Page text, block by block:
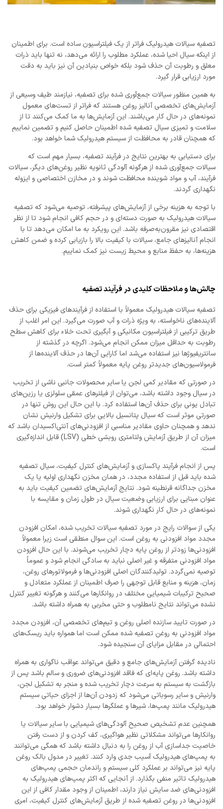
تصفیه سیالات هیدرولیک فراتر از یک فیلتراسیون ساده است. برای اطمینان
از اینکه سیال احیا شده، عملکرد مطلوب را ارائه می‌دهد، نه تنها باید ذرات
معلق و رطوبت آن حذف شود بلکه خواص بنیادین آن نیز باید به دقت
مورد ارزیابی قرار گیرد.
به همین منظور سیالات جمع‌آوری شده برای تصفیه، نیازمند طیف وسیعی از
آزمایش‌های تخصصی آنالیز روغن هستند که فراتر از تست‌های معمول
نمونه‌های در حال کار می‌باشند. این آزمایش‌ها به ما کمک می‌کنند تا از
سلامت و تمیزی سیال تصفیه شده اطمینان حاصل کنیم و تضمین نماییم
که همچنان قادر به محافظت از سیستم هیدرولیک شما خواهد بود.
برای دستیابی به بهترین نتایج در فرآیند تصفیه، بسیار مهم است که
سیالات جمع‌آوری شده از هرگونه آلودگی ثانویه نظیر روغن‌های دیگر، سیالات
فرآیند، آب و مواد شوینده محافظت شوند و در مخازن اختصاصی و ایزوله
نگهداری گردند.
با توجه به هزینه برخی از آزمایش‌های پیشرفته، توصیه می‌شود که تصفیه
سیالات هیدرولیک به صورت دسته‌ای و در حجم کافی انجام شود تا از نظر
اقتصادی نیز مقرون‌به‌صرفه باشد. این رویکرد به ما امکان می‌دهد تا با
انجام آنالیزهای جامع، سیالات با کیفیت بالا را بازیابی کرده و ضمن کاهش
هزینه‌ها، به حفظ منابع و محیط زیست نیز کمک نماییم.
چالش‌ها و ملاحظات کلیدی در فرآیند تصفیه
تصفیه سیالات هیدرولیک معمولاً با استفاده از فرآیندهای فیزیکی برای حذف
آلاینده‌های ناخواسته، به ویژه ذرات و آب صورت می‌گیرد. این امر اغلب از
طریق ترکیبی از فیلتراسیون مکانیکی و آبگیری تحت خلاء برای کاهش سطح
رطوبت به حداقل میزان ممکن انجام می‌شود. اگرچه در گذشته از
سانتریفیوژها نیز استفاده می‌شد اما کارایی آن‌ها در حذف آلاینده‌ها از
فرمولاسیون‌های جدیدتر روغن پایه معمولاً کمتر است.
در صورتی که مقادیر کمی لجن یا سایر محصولات جانبی ناشی از تخریب
در سیال وجود داشته باشد، می‌توان از فیلترهای عمقی سلولزی یا رزین‌های
تبادل یونی برای حذف آن‌ها استفاده کرد. با این حال این روش تنها در
صورتی موثر است که سیال پتانسیل بالایی برای تشکیل وارنیش نشان
ندهد و همچنان حاوی مقادیر مناسبی از افزودنی‌های آنتی‌اکسیدان باشد که
میزان آن از طریق آزمایش ولتامتری روبشی خطی (LSV) قابل اندازه‌گیری
است.
پس از انجام فرآیند پاکسازی و آزمایش‌های کنترل کیفیت، سیال تصفیه
شده باید قبل از استفاده مجدد، در همان مخزن نگهداری اولیه یا یک
مخزن جداگانه قرنطینه شود. نتایج آزمایش‌های تضمین کیفیت باید به
عنوان مبنایی برای ارزیابی وضعیت سیال در طول زمان و مقایسه با
نمونه‌های در حال کار نگهداری شوند.
یکی از سوالات رایج در مورد تصفیه سیالات تخریب شده، امکان افزودن
مجدد مواد افزودنی به روغن است. این سوال منطقی است زیرا معمولاً
افزودنی‌ها زودتر از روغن پایه دچار تخریب می‌شوند. با این حال افزودن
مواد افزودنی متفرقه و غیر اصلی نباید به سادگی انجام شود و عموماً
توصیه نمی‌گردد. تولیدکنندگان اصلی افزودنی‌ها و فرمولاتورهای روغن،
زمان، هزینه و منابع قابل توجهی را صرف اطمینان از عملکرد متعادل و
صحیح ترکیبات شیمیایی مختلف در روانکارها می‌کنند و هرگونه تغییر کنترل
نشده می‌تواند نتایج نامطلوب و حتی مخربی به همراه داشته باشد.
در صورت تایید سازنده اصلی روغن و تیم‌های تخصصی آن، افزودن مجدد
مواد افزودنی به روغن تصفیه شده ممکن است اما همواره باید ریسک‌های
احتمالی در مقابل مزایای آن سنجیده شود.
نادیده گرفتن آزمایش‌های جامع و دقیق می‌تواند عواقب ناگواری به همراه
داشته باشد. روغن پایه‌ای که فاقد افزودنی‌های ضروری و سالم باشد پس از
بازگشت به سیستم به سرعت دچار تخریب شده و منجر به تشکیل لجن،
وارنیش و سایر رسوباتی می‌شود که زدودن آن‌ها از اجزای حیاتی سیستم
هیدرولیک مانند پمپ‌ها، شیرها و عملگرها بسیار دشوار خواهد بود.
همچنین عدم تشخیص صحیح آلودگی‌های شیمیایی با سایر سیالات یا
روانکارها می‌تواند مشکلاتی نظیر هواگیری، کف کردن و از دست رفتن
خاصیت جداسازی آب از روغن را به دنبال داشته باشد که همگی می‌توانند
به پمپ‌های هیدرولیک آسیب جدی وارد کنند. تغییر در مدول بالک روغن
پایه نیز می‌تواند بر عملکرد کلی سیستم و راندمان حجمی پمپ‌های
هیدرولیک تاثیر منفی بگذارد. از آنجایی که اکثر پمپ‌های هیدرولیک به
افزودنی‌های ضد سایش نیاز دارند، اطمینان از وجود مقدار کافی از این
افزودنی‌ها در روغن تصفیه شده از طریق آزمایش‌های کنترل کیفیت، امری